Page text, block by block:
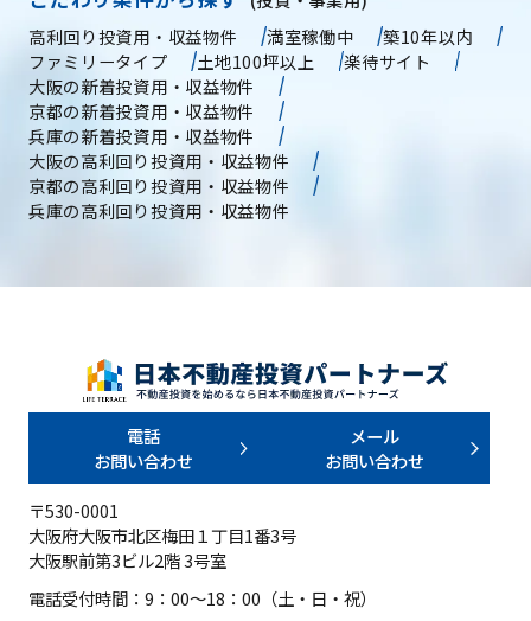
高利回り投資用・収益物件
満室稼働中
築10年以内
ファミリータイプ
土地100坪以上
楽待サイト
大阪の新着投資用・収益物件
京都の新着投資用・収益物件
兵庫の新着投資用・収益物件
大阪の高利回り投資用・収益物件
京都の高利回り投資用・収益物件
兵庫の高利回り投資用・収益物件
電話
お問い合わせ
メール
お問い合わせ
〒530-0001
大阪府大阪市北区梅田１丁目1番3号
大阪駅前第3ビル2階 3号室
電話受付時間：9：00～18：00（土・日・祝）